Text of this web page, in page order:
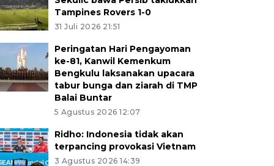
Tampines Rovers 1-0
31 Juli 2026 21:51
Peringatan Hari Pengayoman
ke-81, Kanwil Kemenkum
Bengkulu laksanakan upacara
tabur bunga dan ziarah di TMP
Balai Buntar
5 Agustus 2026 12:07
Ridho: Indonesia tidak akan
terpancing provokasi Vietnam
3 Agustus 2026 14:39